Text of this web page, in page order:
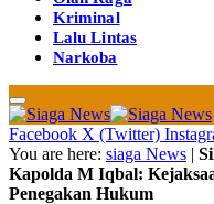
Kriminal
Lalu Lintas
Narkoba
Facebook X (Twitter)
You are here: siaga News |
Kapolda M Iqbal:
Penegakan Hukum